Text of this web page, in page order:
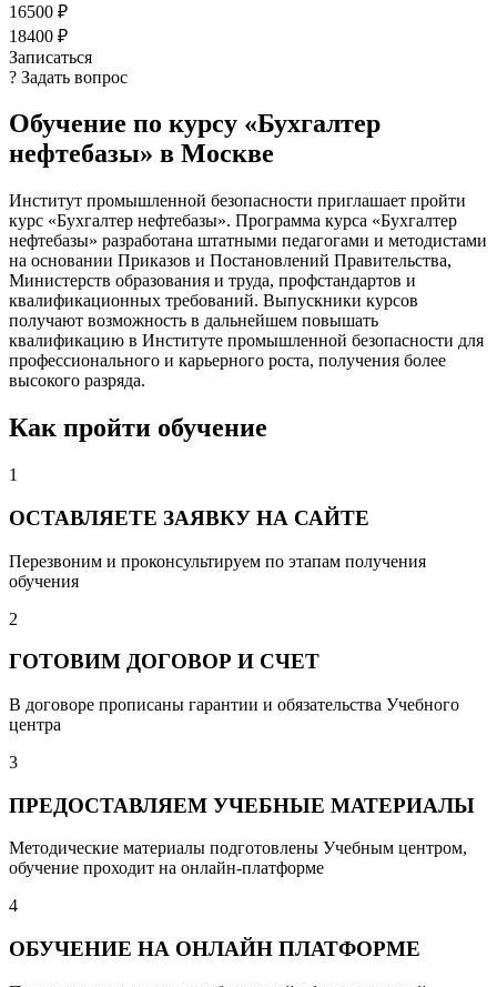
16500 ₽
18400 ₽
Записаться
? Задать вопрос
Обучение по курсу «Бухгалтер
нефтебазы» в Москве
Институт промышленной безопасности приглашает пройти
курс «Бухгалтер нефтебазы». Программа курса «Бухгалтер
нефтебазы» разработана штатными педагогами и методистами
на основании Приказов и Постановлений Правительства,
Министерств образования и труда, профстандартов и
квалификационных требований. Выпускники курсов
получают возможность в дальнейшем повышать
квалификацию в Институте промышленной безопасности для
профессионального и карьерного роста, получения более
высокого разряда.
Как пройти обучение
1
ОСТАВЛЯЕТЕ ЗАЯВКУ НА САЙТЕ
Перезвоним и проконсультируем по этапам получения
обучения
2
ГОТОВИМ ДОГОВОР И СЧЕТ
В договоре прописаны гарантии и обязательства Учебного
центра
3
ПРЕДОСТАВЛЯЕМ УЧЕБНЫЕ МАТЕРИАЛЫ
Методические материалы подготовлены Учебным центром,
обучение проходит на онлайн-платформе
4
ОБУЧЕНИЕ НА ОНЛАЙН ПЛАТФОРМЕ